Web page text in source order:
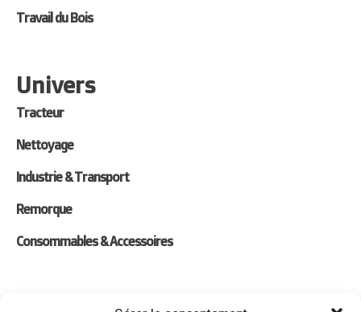
Travail du Bois
Univers
Tracteur
Nettoyage
Industrie & Transport
Remorque
Consommables & Accessoires